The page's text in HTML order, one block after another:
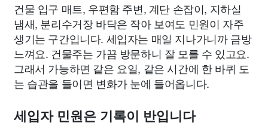
건물 입구 매트, 우편함 주변, 계단 손잡이, 지하실
냄새, 분리수거장 바닥은 작아 보여도 민원이 자주
생기는 구간입니다. 세입자는 매일 지나가니까 금방
느껴요. 건물주는 가끔 방문하니 잘 모를 수 있고요.
그래서 가능하면 같은 요일, 같은 시간에 한 바퀴 도
는 습관을 들이면 변화가 눈에 들어옵니다.
세입자 민원은 기록이 반입니다